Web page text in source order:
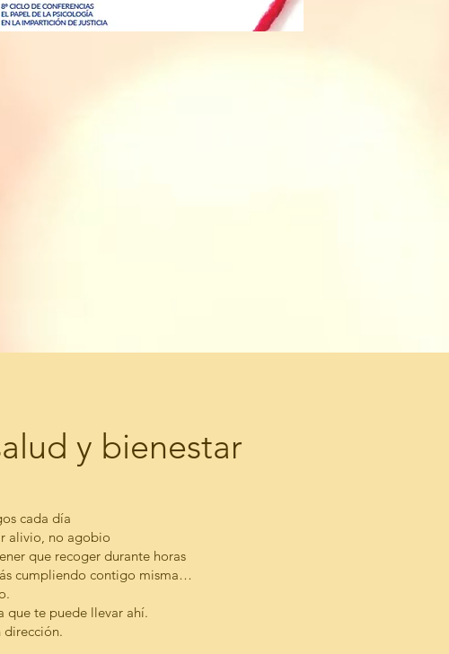
y bienestar
cada día
alivio, no agobio
que recoger durante horas
cumpliendo contigo misma…
que te puede llevar ahí.
dirección.